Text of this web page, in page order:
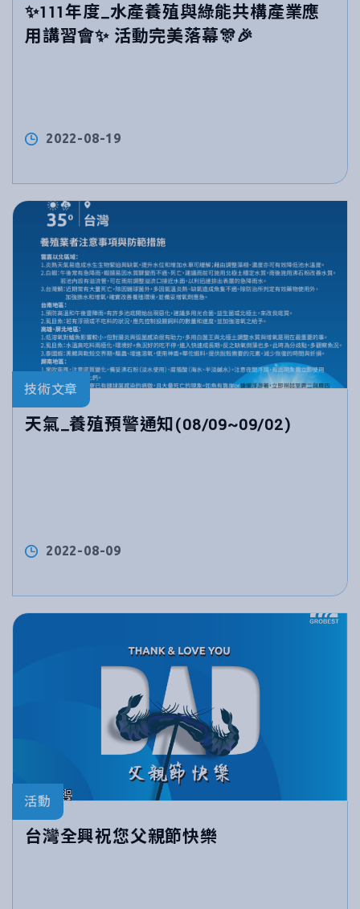
✨111年度_水產養殖與綠能共構產業應
用講習會✨ 活動完美落幕🎊🎉
2022-08-19
技術文章
天氣_養殖預警通知(08/09~09/02)
2022-08-09
活動
台灣全興祝您父親節快樂